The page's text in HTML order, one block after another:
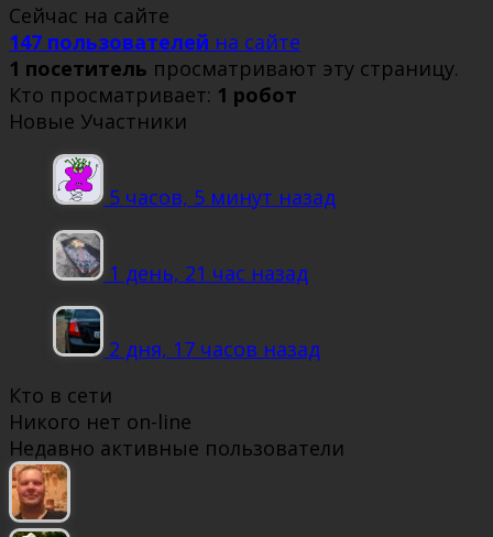
Сейчас на сайте
147 пользователей на сайте
1 посетитель просматривают эту страницу.
Кто просматривает: 1 робот
Новые Участники
5 часов, 5 минут назад
1 день, 21 час назад
2 дня, 17 часов назад
Кто в сети
Никого нет on-line
Недавно активные пользователи